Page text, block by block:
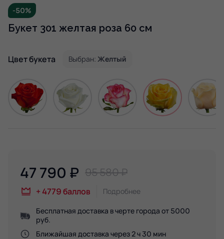
-50%
Букет 301 желтая роза 60 см
Цвет букета Выбран: Желтый
47 790 ₽ 95 580 ₽
+ 4779баллов Подробнее
Бесплатная доставка в черте города от 5000
руб.
Ближайшая доставка через 2 ч 30 мин